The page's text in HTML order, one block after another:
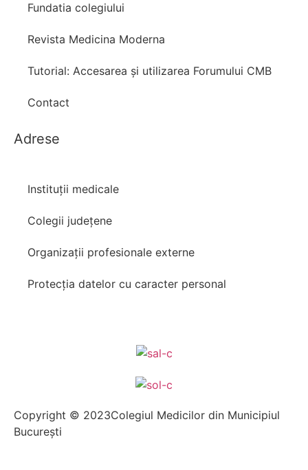
Copyright © 2023Colegiul Medicilor din Municipiul
București
Adrese
Instituții medicale
Colegii județene
Organizații profesionale externe
Protecția datelor cu caracter personal
Fundatia colegiului
Revista Medicina Moderna
Tutorial: Accesarea și utilizarea Forumului CMB
Contact